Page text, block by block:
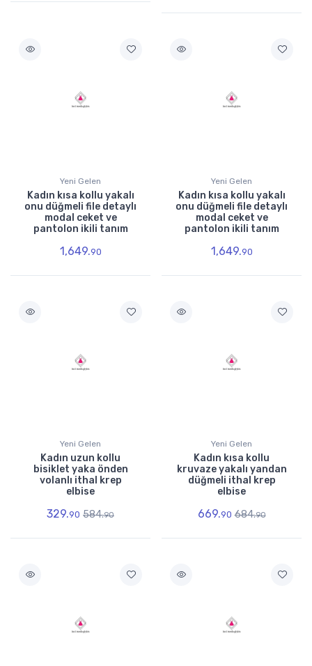
Yeni Gelen
Kadın kısa kollu yakalı
onu düğmeli file detaylı
modal ceket ve
pantolon ikili tanım
1,649.90
Yeni Gelen
Kadın kısa kollu yakalı
onu düğmeli file detaylı
modal ceket ve
pantolon ikili tanım
1,649.90
Yeni Gelen
Kadın uzun kollu
bisiklet yaka önden
volanlı ithal krep
elbise
329.90 584.90
Yeni Gelen
Kadın kısa kollu
kruvaze yakalı yandan
düğmeli ithal krep
elbise
669.90 684.90